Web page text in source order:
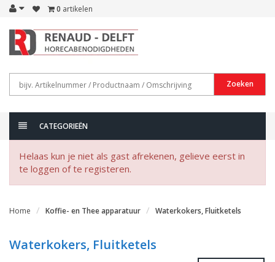
0 artikelen
Zoeken
CATEGORIEËN
Helaas kun je niet als gast afrekenen, gelieve eerst in
te loggen of te registeren.
Home Koffie- en Thee apparatuur Waterkokers, Fluitketels
Waterkokers, Fluitketels